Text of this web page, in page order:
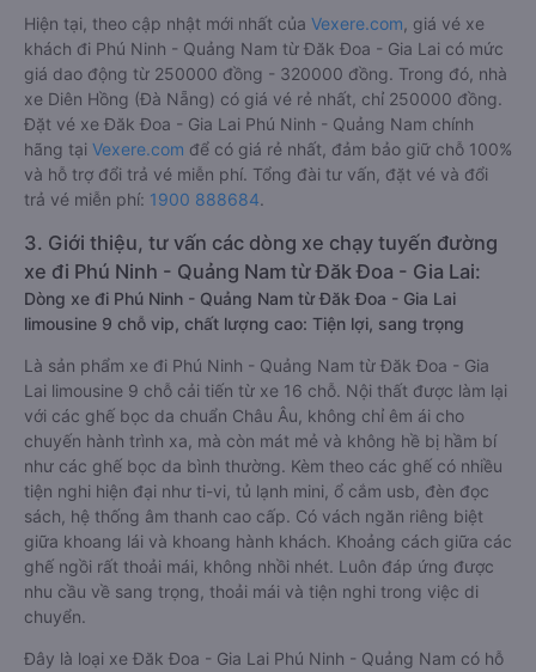
Hiện tại, theo cập nhật mới nhất của Vexere.com , giá vé xe
khách đi Phú Ninh - Quảng Nam từ Đăk Đoa - Gia Lai có mức
giá dao động từ 250000 đồng - 320000 đồng. Trong đó, nhà
xe Diên Hồng (Đà Nẵng) có giá vé rẻ nhất, chỉ 250000 đồng.
Đặt vé xe Đăk Đoa - Gia Lai Phú Ninh - Quảng Nam chính
hãng tại Vexere.com để có giá rẻ nhất, đảm bảo giữ chỗ 100%
và hỗ trợ đổi trả vé miễn phí. Tổng đài tư vấn, đặt vé và đổi
trả vé miễn phí: 1900 888684.
3. Giới thiệu, tư vấn các dòng xe chạy tuyến đường
xe đi Phú Ninh - Quảng Nam từ Đăk Đoa - Gia Lai:
Dòng xe đi Phú Ninh - Quảng Nam từ Đăk Đoa - Gia Lai
limousine 9 chỗ vip, chất lượng cao: Tiện lợi, sang trọng
Là sản phẩm xe đi Phú Ninh - Quảng Nam từ Đăk Đoa - Gia
Lai limousine 9 chỗ cải tiến từ xe 16 chỗ. Nội thất được làm lại
với các ghế bọc da chuẩn Châu Âu, không chỉ êm ái cho
chuyến hành trình xa, mà còn mát mẻ và không hề bị hầm bí
như các ghế bọc da bình thường. Kèm theo các ghế có nhiều
tiện nghi hiện đại như ti-vi, tủ lạnh mini, ổ cắm usb, đèn đọc
sách, hệ thống âm thanh cao cấp. Có vách ngăn riêng biệt
giữa khoang lái và khoang hành khách. Khoảng cách giữa các
ghế ngồi rất thoải mái, không nhồi nhét. Luôn đáp ứng được
nhu cầu về sang trọng, thoải mái và tiện nghi trong việc di
chuyển.
Đây là loại xe Đăk Đoa - Gia Lai Phú Ninh - Quảng Nam có hỗ